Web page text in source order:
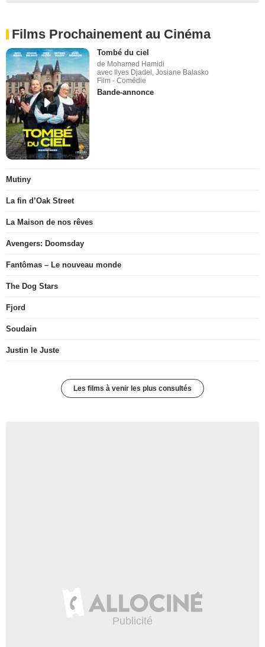
Films Prochainement au Cinéma
Tombé du ciel
de Mohamed Hamidi
avec Ilyes Djadel, Josiane Balasko
Film - Comédie
Bande-annonce
Mutiny
La fin d’Oak Street
La Maison de nos rêves
Avengers: Doomsday
Fantômas – Le nouveau monde
The Dog Stars
Fjord
Soudain
Justin le Juste
Les films à venir les plus consultés